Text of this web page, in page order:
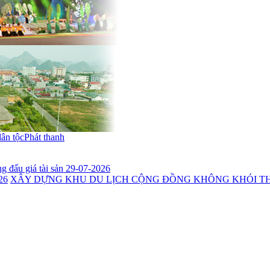
tộcPhát thanh
đấu giá tài sản 29-07-2026
XÂY DỰNG KHU DU LỊCH CỘNG ĐỒNG KHÔNG KHÓI